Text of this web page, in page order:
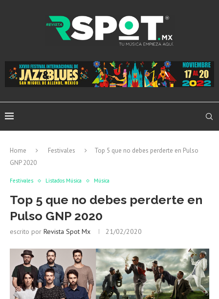
Home Festivales
Top 5 que no debes perderte en Pulso
GNP 2020
Festivales Listados Música Música
Top 5 que no debes perderte en
Pulso GNP 2020
escrito por Revista Spot Mx 21/02/2020